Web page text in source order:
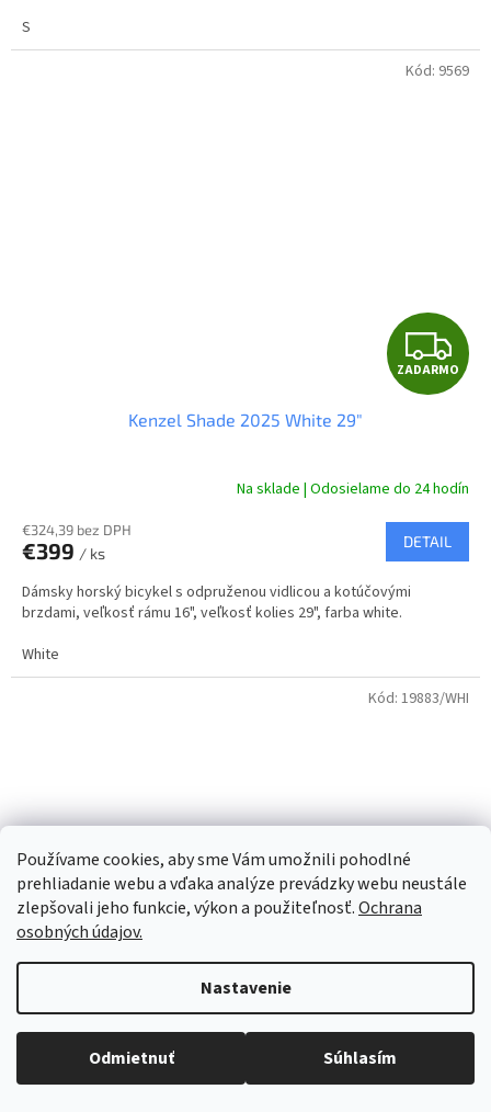
Používame cookies, aby sme Vám umožnili pohodlné
prehliadanie webu a vďaka analýze prevádzky webu neustále
zlepšovali jeho funkcie, výkon a použiteľnosť.Ochrana
osobných údajov.
Nastavenie
Odmietnuť Súhlasím
Objednaný tovar si môžete prevziať osobne v predajni SELEKTRA,
Družstevná 1143/24, Partizánske, tel.: 038/7490000. Všetok tovar je
S
Z
A
A
R
M
ZADARMO
Kenzel Shade 2025 White 29"
Na sklade | Odosielame do 24 hodín
€324,39 bez DPH
€399 / ks
DETAIL
Dámsky horský bicykel s odpruženou vidlicou a kotúčovými
brzdami, veľkosť rámu 16", veľkosť kolies 29", farba white.
White
Kód: 9569
Z
A
Kenzel Shade 2026 White 29"
Kód: 19883/WHI